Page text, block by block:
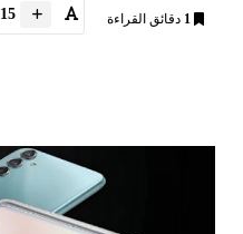
1 دقائق القراءة 15